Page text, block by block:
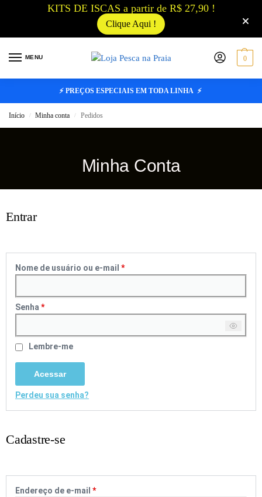
KITS DE ISCAS a partir de R$ 27,90 !
Clique Aqui !
MENU 0
⚡ PREÇOS ESPECIAIS EM TODA LINHA ⚡
Início / Minha conta / Pedidos
Minha Conta
Entrar
Nome de usuário ou e-mail *
Senha *
Lembre-me
Acessar
Perdeu sua senha?
Cadastre-se
Endereço de e-mail *